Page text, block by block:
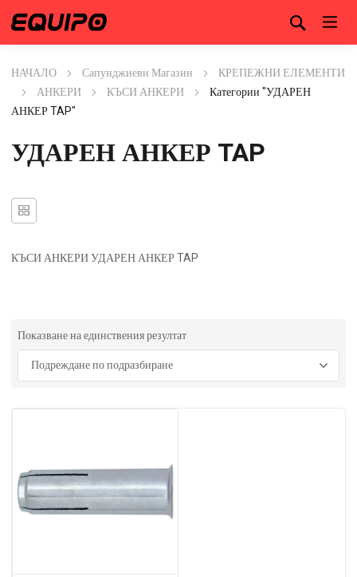
НАЧАЛО Сапунджиеви Магазин
КРЕПЕЖНИ ЕЛЕМЕНТИ
АНКЕРИ
КЪСИ АНКЕРИ
Категории "УДАРЕН
АНКЕР TAP"
УДАРЕН АНКЕР TAP
КЪСИ АНКЕРИ УДАРЕН АНКЕР TAP
Показване на единствения резултат